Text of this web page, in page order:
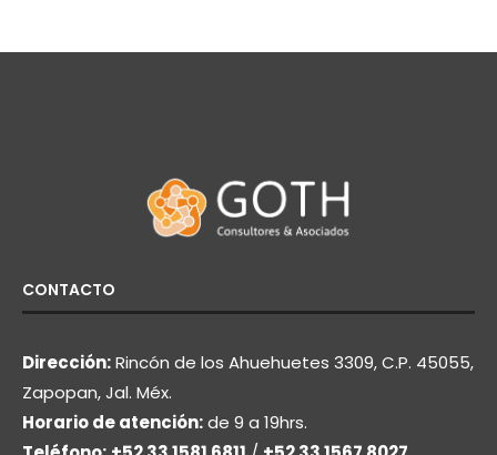
CONTACTO
Dirección:Rincón de los Ahuehuetes 3309, C.P. 45055,
Zapopan, Jal. Méx.
Horario de atención:de 9 a 19hrs.